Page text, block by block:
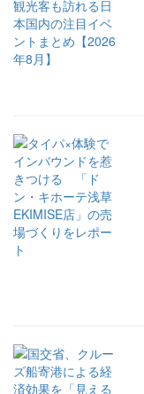
ア
す
る